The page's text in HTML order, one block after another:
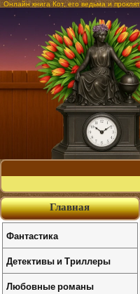
Онлайн книга Кот, его ведьма и
Главная
Фантастика
Детективы и Триллеры
Любовные романы